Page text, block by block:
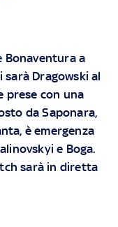
a
Dragowski al
prese con una
da Saponara,
è emergenza
e Boga.
sarà in diretta